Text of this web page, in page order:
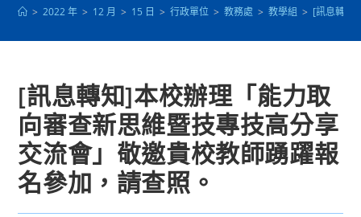
> 2022 年 > 12 月 > 15 日 > 行政單位 > 教務處 > 教學組 > [訊息轉知]
[訊息轉知]本校辦理「能力取
向審查新思維暨技專技高分享
交流會」敬邀貴校教師踴躍報
名參加，請查照。